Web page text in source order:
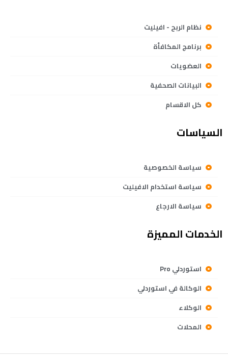
نظام الربح - افيليت
برنامج المكافأة
العضويات
البيانات الصحفية
كل الاقسام
السياسات
سياسة الخصوصية
سياسة استخدام الافيليت
سياسة الارجاع
الخدمات المميزة
استوردلي Pro
الوكالة في استوردلي
الوكلاء
المحلات